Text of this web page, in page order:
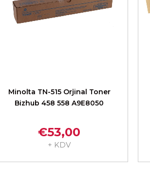
Minolta TN-515 Orjinal Toner
Bizhub 458 558 A9E8050
€53,00
+ KDV